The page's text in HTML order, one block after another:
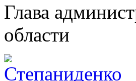
Глава
области